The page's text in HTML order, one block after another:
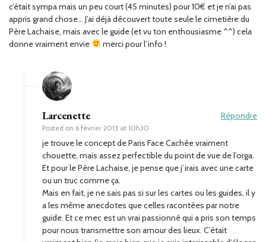
c’était sympa mais un peu court (45 minutes) pour 10€ et je n’ai pas
appris grand chose… J’ai déjà découvert toute seule le cimetière du
Père Lachaise, mais avec le guide (et vu ton enthousiasme ^^) cela
donne vraiment envie
merci pour l’info !
Larcenette
Posted on 6 février 2013 at 10h30
Répondre
je trouve le concept de Paris Face Cachée vraiment
chouette, mais assez perfectible du point de vue de l’orga.
Et pour le Père Lachaise, je pense que j’irais avec une carte
ou un truc comme ça.
Mais en fait, je ne sais pas si sur les cartes ou les guides, il y
a les même anecdotes que celles racontées par notre
guide. Et ce mec est un vrai passionné qui a pris son temps
pour nous transmettre son amour des lieux. C’était